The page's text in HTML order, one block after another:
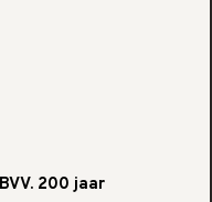
200 jaar